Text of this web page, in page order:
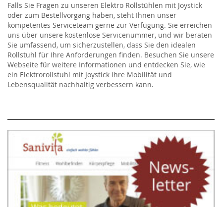
Falls Sie Fragen zu unseren Elektro Rollstühlen mit Joystick
oder zum Bestellvorgang haben, steht Ihnen unser
kompetentes Serviceteam gerne zur Verfügung. Sie erreichen
uns über unsere kostenlose Servicenummer, und wir beraten
Sie umfassend, um sicherzustellen, dass Sie den idealen
Rollstuhl für Ihre Anforderungen finden. Besuchen Sie unsere
Webseite für weitere Informationen und entdecken Sie, wie
ein Elektrorollstuhl mit Joystick Ihre Mobilität und
Lebensqualität nachhaltig verbessern kann.